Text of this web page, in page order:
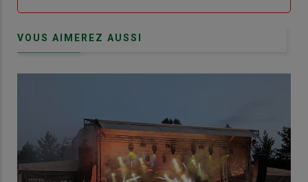
VOUS AIMEREZ AUSSI